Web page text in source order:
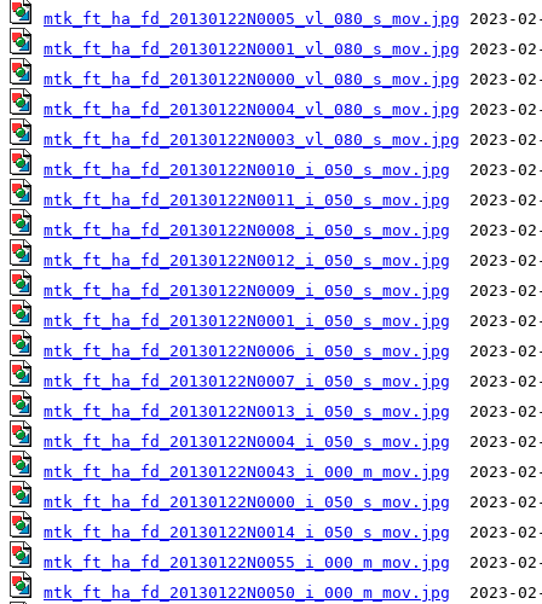
mtk_ft_ha_fd_20130122N0005_vl_080_s_mov.jpg
mtk_ft_ha_fd_20130122N0001_vl_080_s_mov.jpg
mtk_ft_ha_fd_20130122N0000_vl_080_s_mov.jpg
mtk_ft_ha_fd_20130122N0004_vl_080_s_mov.jpg
mtk_ft_ha_fd_20130122N0003_vl_080_s_mov.jpg
mtk_ft_ha_fd_20130122N0010_i_050_s_mov.jpg
mtk_ft_ha_fd_20130122N0011_i_050_s_mov.jpg
mtk_ft_ha_fd_20130122N0008_i_050_s_mov.jpg
mtk_ft_ha_fd_20130122N0012_i_050_s_mov.jpg
mtk_ft_ha_fd_20130122N0009_i_050_s_mov.jpg
mtk_ft_ha_fd_20130122N0001_i_050_s_mov.jpg
mtk_ft_ha_fd_20130122N0006_i_050_s_mov.jpg
mtk_ft_ha_fd_20130122N0007_i_050_s_mov.jpg
mtk_ft_ha_fd_20130122N0013_i_050_s_mov.jpg
mtk_ft_ha_fd_20130122N0004_i_050_s_mov.jpg
mtk_ft_ha_fd_20130122N0043_i_000_m_mov.jpg
mtk_ft_ha_fd_20130122N0000_i_050_s_mov.jpg
mtk_ft_ha_fd_20130122N0014_i_050_s_mov.jpg
mtk_ft_ha_fd_20130122N0055_i_000_m_mov.jpg
mtk_ft_ha_fd_20130122N0050_i_000_m_mov.jpg